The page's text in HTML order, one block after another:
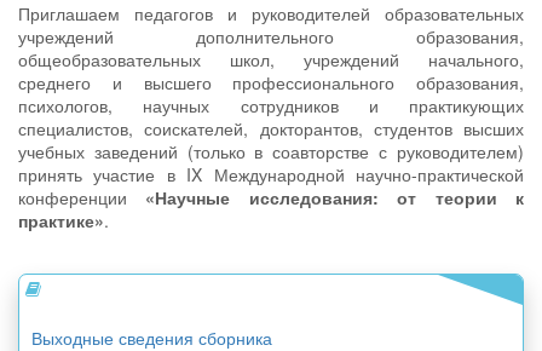
Приглашаем педагогов и руководителей образовательных
учреждений дополнительного образования,
общеобразовательных школ, учреждений начального,
среднего и высшего профессионального образования,
психологов, научных сотрудников и практикующих
специалистов, соискателей, докторантов, студентов высших
учебных заведений (только в соавторстве с руководителем)
принять участие в IX Международной научно-практической
конференции «Научные исследования: от теории к
практике».
Выходные сведения сборника